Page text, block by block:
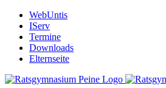
Zum
Inhalt
springen
WebUntis
IServ
Termine
Downloads
Elternseite